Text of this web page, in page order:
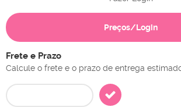
Preços/Login
Frete e Prazo
Calcule o frete e o prazo de entrega